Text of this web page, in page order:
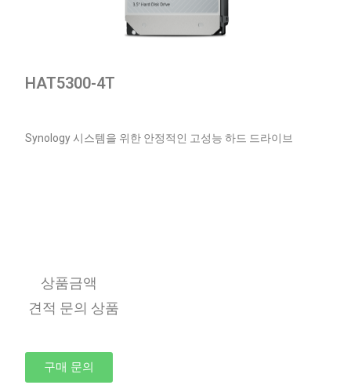
HAT5300-4T
Synology 시스템을 위한 안정적인 고성능 하드 드라이브
상품금액
견적 문의 상품
구매 문의